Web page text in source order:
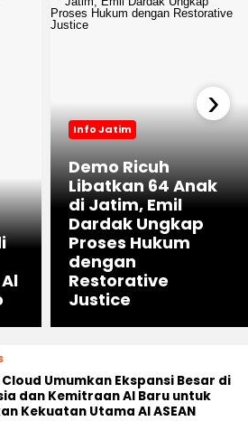
Info Jatim
Demo Ricuh
Libatkan 64 Anak
di Jatim, Emil
Dardak Ungkap
Proses Hukum
dengan
Restorative
Justice
›
Umumkan Ekspansi Besar di
dan Kemitraan AI Baru untuk
Kekuatan Utama AI ASEAN